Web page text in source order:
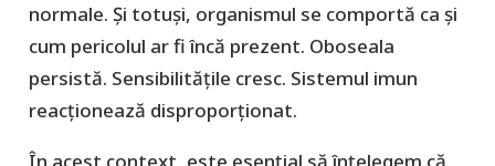
normale. Și totuși, organismul se comportă ca și
cum pericolul ar fi încă prezent. Oboseala
persistă. Sensibilitățile cresc. Sistemul imun
reacționează disproporționat.